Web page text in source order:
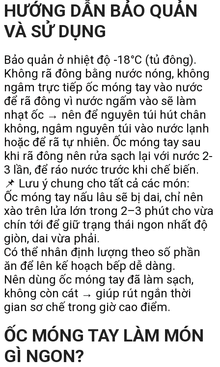
HƯỚNG DẪN BẢO QUẢN
VÀ SỬ DỤNG
Bảo quản ở nhiệt độ -18°C (tủ đông).
Không rã đông bằng nước nóng, không
ngâm trực tiếp ốc móng tay vào nước
để rã đông vì nước ngấm vào sẽ làm
nhạt ốc → nên để nguyên túi hút chân
không, ngâm nguyên túi vào nước lạnh
hoặc để rã tự nhiên. Ốc móng tay sau
khi rã đông nên rửa sạch lại với nước 2-
3 lần, để ráo nước trước khi chế biến.
📌 Lưu ý chung cho tất cả các món:
Ốc móng tay nấu lâu sẽ bị dai, chỉ nên
xào trên lửa lớn trong 2–3 phút cho vừa
chín tới để giữ trạng thái ngon nhất độ
giòn, dai vừa phải.
Có thể nhân định lượng theo số phần
ăn để lên kế hoạch bếp dễ dàng.
Nên dùng ốc móng tay đã làm sạch,
không còn cát → giúp rút ngắn thời
gian sơ chế trong giờ cao điểm.
ỐC MÓNG TAY LÀM MÓN
GÌ NGON?